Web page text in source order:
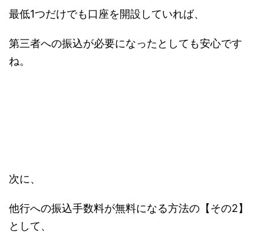
最低1つだけでも口座を開設していれば、
第三者への振込が必要になったとしても安心です
ね。
次に、
他行への振込手数料が無料になる方法の【その2】
として、